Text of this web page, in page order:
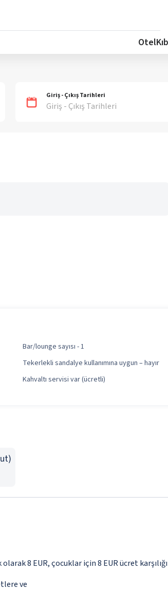
Otel
Giriş - Çıkış Tarihleri
Giriş - Çıkış Tarihleri
Bar/lounge sayısı - 1
Tekerlekli sandalye kullanımına uygun – hayır
Kahvaltı servisi var (ücretli)
8 EUR, çocuklar için 8 EUR ücret
ve